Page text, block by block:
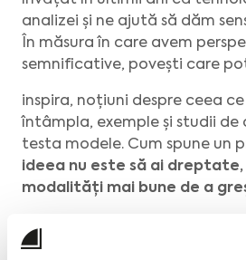
analizei și ne ajută să dăm
În măsura în care avem
semnificative, povești care
inspira, noțiuni despre ceea
întâmpla, exemple și studii de
testa modele. Cum spune un
ideea nu este să ai dreptate,
modalități mai bune de a